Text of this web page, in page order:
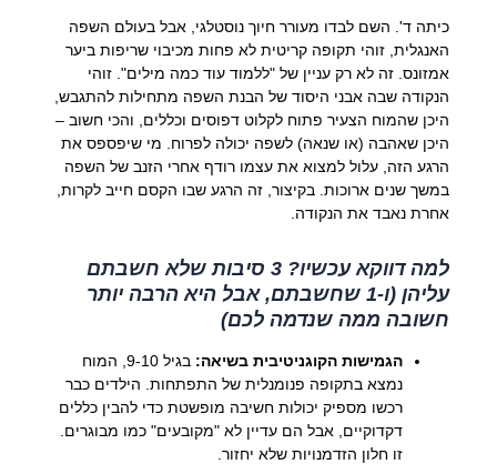
כיתה ד'. השם לבדו מעורר חיוך נוסטלגי, אבל בעולם השפה
האנגלית, זוהי תקופה קריטית לא פחות מכיבוי שריפות ביער
אמזונס. זה לא רק עניין של "ללמוד עוד כמה מילים". זוהי
הנקודה שבה אבני היסוד של הבנת השפה מתחילות להתגבש,
היכן שהמוח הצעיר פתוח לקלוט דפוסים וכללים, והכי חשוב –
היכן שאהבה (או שנאה) לשפה יכולה לפרוח. מי שיפספס את
הרגע הזה, עלול למצוא את עצמו רודף אחרי הזנב של השפה
במשך שנים ארוכות. בקיצור, זה הרגע שבו הקסם חייב לקרות,
אחרת נאבד את הנקודה.
למה דווקא עכשיו? 3 סיבות שלא חשבתם
עליהן (ו-1 שחשבתם, אבל היא הרבה יותר
חשובה ממה שנדמה לכם)
הגמישות הקוגניטיבית בשיאה:
בגיל 9-10, המוח
נמצא בתקופה פנומנלית של התפתחות. הילדים כבר
רכשו מספיק יכולות חשיבה מופשטת כדי להבין כללים
דקדוקיים, אבל הם עדיין לא "מקובעים" כמו מבוגרים.
זו חלון הזדמנויות שלא יחזור.